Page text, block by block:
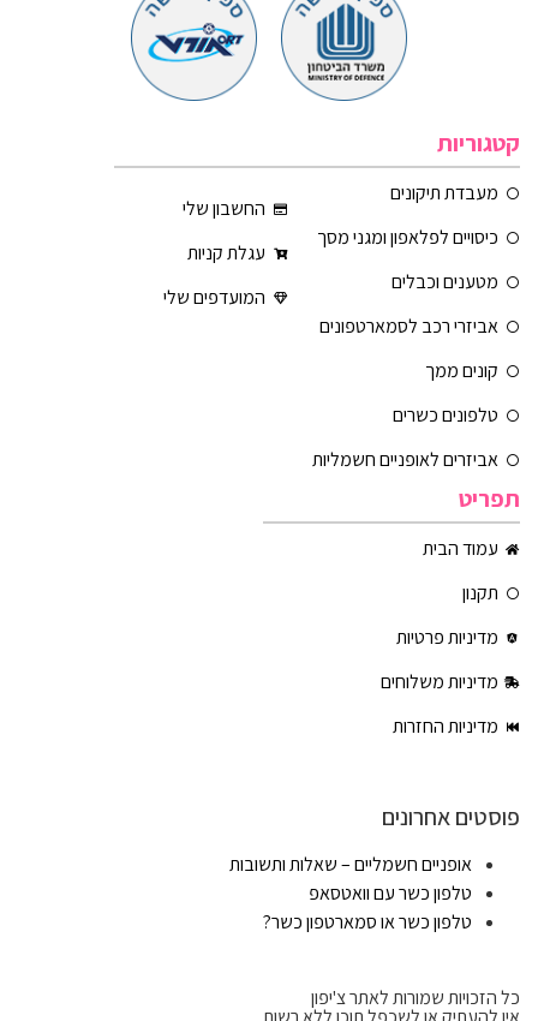
קטגוריות
מעבדת תיקונים
כיסויים לפלאפון ומגני מסך
מטענים וכבלים
אביזרי רכב לסמארטפונים
קונים ממך
טלפונים כשרים
אביזרים לאופניים חשמליות
החשבון שלי
עגלת קניות
המועדפים שלי
תפריט
עמוד הבית
תקנון
מדיניות פרטיות
מדיניות משלוחים
מדיניות החזרות
פוסטים אחרונים
אופניים חשמליים – שאלות ותשובות
טלפון כשר עם וואטסאפ
טלפון כשר או סמארטפון כשר?
כל הזכויות שמורות לאתר צ'יפון